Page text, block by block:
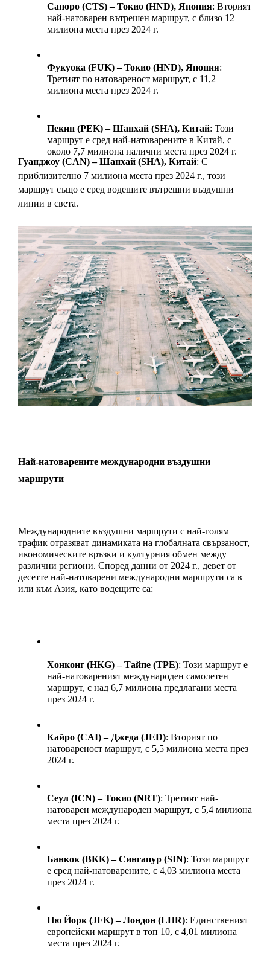
Сапоро (CTS) – Токио (HND), Япония: Вторият
най-натоварен вътрешен маршрут, с близо 12
милиона места през 2024 г.
Фукуока (FUK) – Токио (HND), Япония:
Третият по натовареност маршрут, с 11,2
милиона места през 2024 г.
Пекин (PEK) – Шанхай (SHA), Китай: Този
маршрут е сред най-натоварените в Китай, с
около 7,7 милиона налични места през 2024 г.
Гуанджоу (CAN) – Шанхай (SHA), Китай: С
приблизително 7 милиона места през 2024 г., този
маршрут също е сред водещите вътрешни въздушни
линии в света.
Най-натоварените международни въздушни
маршрути
Международните въздушни маршрути с най-голям
трафик отразяват динамиката на глобалната свързаност,
икономическите връзки и културния обмен между
различни региони. Според данни от 2024 г., девет от
десетте най-натоварени международни маршрути са в
или към Азия, като водещите са:
Хонконг (HKG) – Тайпе (TPE): Този маршрут е
най-натовареният международен самолетен
маршрут, с над 6,7 милиона предлагани места
през 2024 г.
Кайро (CAI) – Джеда (JED): Вторият по
натовареност маршрут, с 5,5 милиона места през
2024 г.
Сеул (ICN) – Токио (NRT): Третият най-
натоварен международен маршрут, с 5,4 милиона
места през 2024 г.
Банкок (BKK) – Сингапур (SIN): Този маршрут
е сред най-натоварените, с 4,03 милиона места
през 2024 г.
Ню Йорк (JFK) – Лондон (LHR): Единственият
европейски маршрут в топ 10, с 4,01 милиона
места през 2024 г.